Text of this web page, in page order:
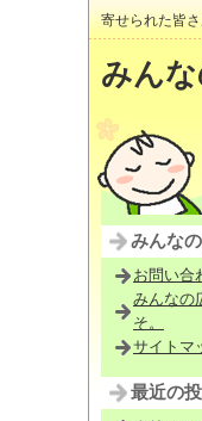
寄せられた皆
みん
みんな
お問い合
みんなの
そ。
サイトマ
最近の